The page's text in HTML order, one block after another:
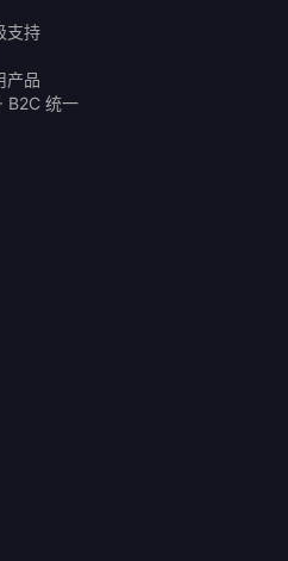
支持
产品
B2C 统一